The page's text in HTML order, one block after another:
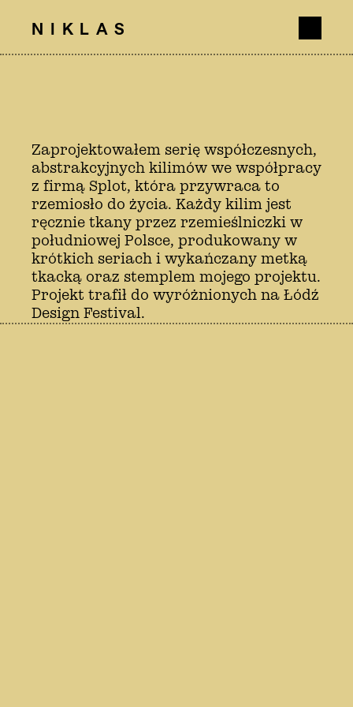
NIKLAS
Zaprojektowałem serię współczesnych,
abstrakcyjnych kilimów we współpracy
z firmą Splot, która przywraca to
rzemiosło do życia. Każdy kilim jest
ręcznie tkany przez rzemieślniczki w
południowej Polsce, produkowany w
krótkich seriach i wykańczany metką
tkacką oraz stemplem mojego projektu.
Projekt trafił do wyróżnionych na Łódź
Design Festival.